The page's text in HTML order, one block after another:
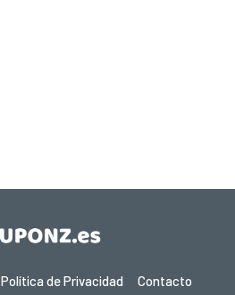
Política de Privacidad
Contacto